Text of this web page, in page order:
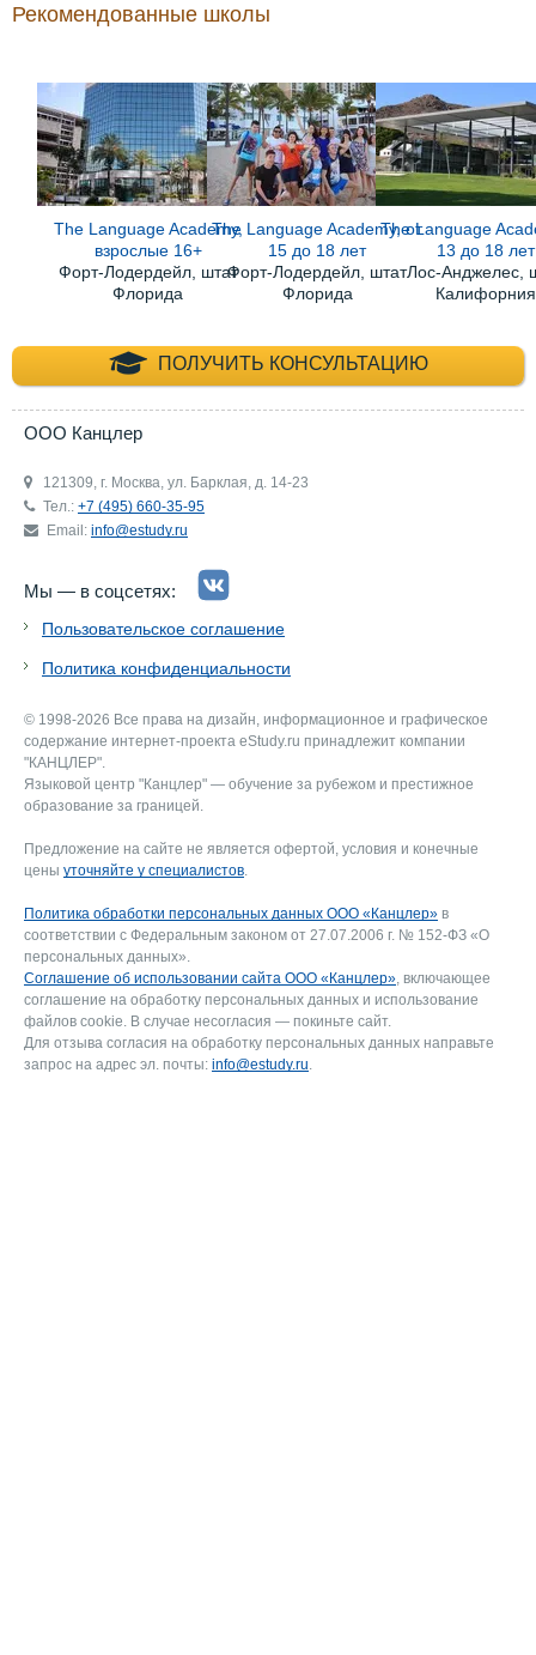
Рекомендованные школы
The Language Academy,
взрослые 16+
Форт-Лодердейл, штат
Флорида
The Language Academy, от
15 до 18 лет
Форт-Лодердейл, штат
Флорида
The Language
13 до 18 лет
Лос-Анджелес,
Калифорния
ПОЛУЧИТЬ КОНСУЛЬТАЦИЮ
+7 (495) 660-35-
ООО Канцлер
121309, г. Москва, ул. Барклая, д. 14-23
Тел.: +7 (495) 660-35-95
Email: info@estudy.ru
Мы — в соцсетях:
Пользовательское соглашение
Политика конфиденциальности
© 1998-2026 Все права на дизайн, информационное и графическое
содержание интернет-проекта eStudy.ru принадлежит компании
"КАНЦЛЕР".
Языковой центр "Канцлер" — обучение за рубежом и престижное
образование за границей.
Предложение на сайте не является офертой, условия и конечные
цены уточняйте у специалистов.
Политика обработки персональных данных ООО «Канцлер» в
соответствии с Федеральным законом от 27.07.2006 г. № 152-ФЗ «О
персональных данных».
Соглашение об использовании сайта ООО «Канцлер», включающее
соглашение на обработку персональных данных и использование
файлов cookie. В случае несогласия — покиньте сайт.
Для отзыва согласия на обработку персональных данных направьте
запрос на адрес эл. почты: info@estudy.ru.